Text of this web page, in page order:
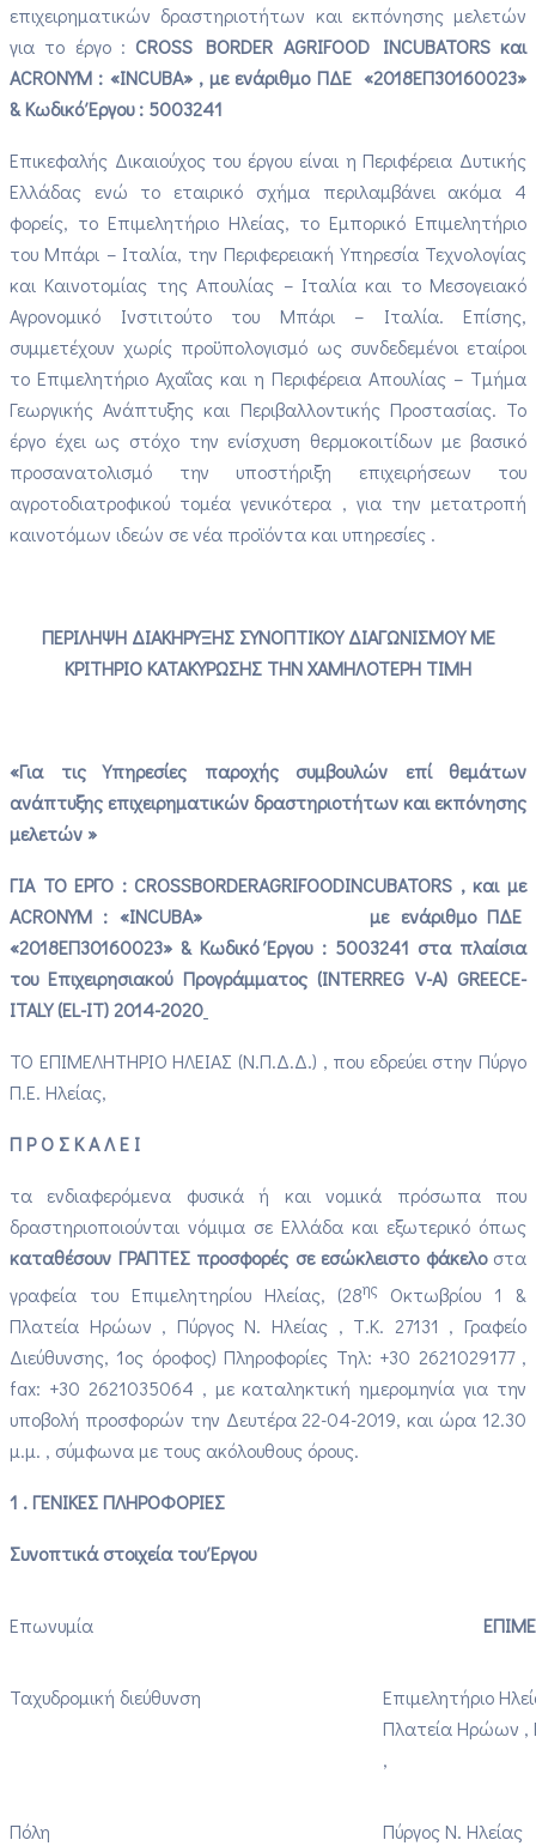
επιχειρηματικών δραστηριοτήτων και εκπόνησης μελετών
για το έργο : CROSS BORDER AGRIFOOD INCUBATORS και
ACRONYM : «INCUBA» , με ενάριθμο ΠΔΕ «2018ΕΠ30160023»
& Κωδικό Έργου : 5003241
Επικεφαλής Δικαιούχος του έργου είναι η Περιφέρεια Δυτικής
Ελλάδας ενώ το εταιρικό σχήμα περιλαμβάνει ακόμα 4
φορείς, το Επιμελητήριο Ηλείας, το Εμπορικό Επιμελητήριο
του Μπάρι – Ιταλία, την Περιφερειακή Υπηρεσία Τεχνολογίας
και Καινοτομίας της Απουλίας – Ιταλία και το Μεσογειακό
Αγρονομικό Ινστιτούτο του Μπάρι – Ιταλία. Επίσης,
συμμετέχουν χωρίς προϋπολογισμό ως συνδεδεμένοι εταίροι
το Επιμελητήριο Αχαΐας και η Περιφέρεια Απουλίας – Τμήμα
Γεωργικής Ανάπτυξης και Περιβαλλοντικής Προστασίας. Το
έργο έχει ως στόχο την ενίσχυση θερμοκοιτίδων με βασικό
προσανατολισμό την υποστήριξη επιχειρήσεων του
αγροτοδιατροφικού τομέα γενικότερα , για την μετατροπή
καινοτόμων ιδεών σε νέα προϊόντα και υπηρεσίες .
ΠΕΡΙΛΗΨΗ ΔΙΑΚΗΡΥΞΗΣ ΣΥΝΟΠΤΙΚΟΥ ΔΙΑΓΩΝΙΣΜΟΥΜΕ
ΚΡΙΤΗΡΙΟ ΚΑΤΑΚΥΡΩΣΗΣ ΤΗΝ ΧΑΜΗΛΟΤΕΡΗ ΤΙΜΗ
«Για τιςΥπηρεσίες παροχής συμβουλών επί θεμάτων
ανάπτυξης επιχειρηματικών δραστηριοτήτων και εκπόνησης
μελετών »
ΓΙΑ ΤΟ ΕΡΓΟ : CROSSBORDERAGRIFOODINCUBATORS , και με
ACRONYM : «INCUBA» με ενάριθμο ΠΔΕ
«2018ΕΠ30160023» & Κωδικό Έργου : 5003241 στα πλαίσια
του Επιχειρησιακού Προγράμματος (INTERREG V-A) GREECE-
ITALY (EL-IT) 2014-2020
ΤΟ ΕΠΙΜΕΛΗΤΗΡΙΟ ΗΛΕΙΑΣ (Ν.Π.Δ.Δ.) , που εδρεύει στην Πύργο
Π.Ε. Ηλείας,
Π Ρ Ο Σ Κ Α Λ Ε Ι
τα ενδιαφερόμενα φυσικά ή και νομικά πρόσωπα που
δραστηριοποιούνται νόμιμα σε Ελλάδα και εξωτερικό όπως
καταθέσουν ΓΡΑΠΤΕΣ προσφορές σε εσώκλειστο φάκελο στα
γραφεία του Επιμελητηρίου Ηλείας, (28ης Οκτωβρίου 1 &
Πλατεία Ηρώων , Πύργος Ν. Ηλείας , Τ.Κ. 27131 , Γραφείο
Διεύθυνσης, 1ος όροφος) Πληροφορίες Τηλ: +30 2621029177 ,
fax: +30 2621035064 , με καταληκτική ημερομηνία για την
υποβολή προσφορών την Δευτέρα 22-04-2019, και ώρα 12.30
μ.μ. , σύμφωνα με τους ακόλουθους όρους.
1 . ΓΕΝΙΚΕΣ ΠΛΗΡΟΦΟΡΙΕΣ
Συνοπτικά στοιχεία του Έργου
Επωνυμία
Ταχυδρομική διεύθυνση
Επιμελητήριο
Πλατεία Ηρώων ,
,
Πόλη Πύργος Ν. Ηλείας